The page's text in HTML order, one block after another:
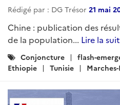
Rédigé par : DG Trésor 21 mai
Chine : publication des
de la population... Lire la
Catégories
:
Conjoncture flash-
Ethiopie
Tunisie